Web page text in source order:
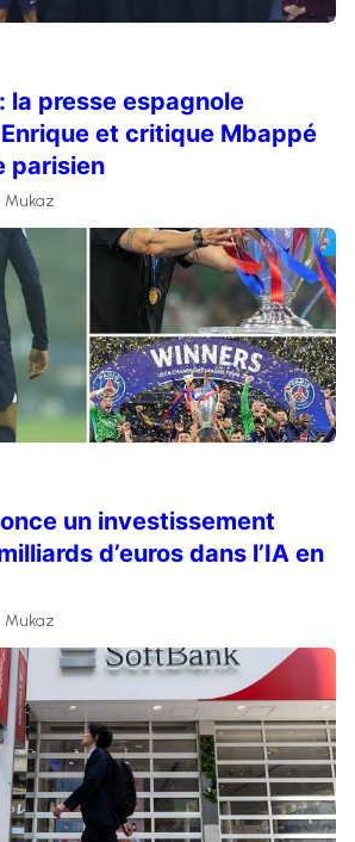
la presse espagnole
et critique Mbappé
parisien
Mukaz
un investissement
d’euros dans l’IA en
Mukaz